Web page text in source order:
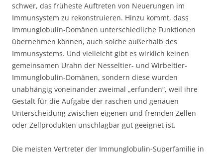
schwer, das früheste Auftreten von Neuerungen im
Immunsystem zu rekonstruieren. Hinzu kommt, dass
Immunglobulin-Domänen unterschiedliche Funktionen
übernehmen können, auch solche außerhalb des
Immunsystems. Und vielleicht gibt es wirklich keinen
gemeinsamen Urahn der Nesseltier- und Wirbeltier-
Immunglobulin-Domänen, sondern diese wurden
unabhängig voneinander zweimal „erfunden“, weil ihre
Gestalt für die Aufgabe der raschen und genauen
Unterscheidung zwischen eigenen und fremden Zellen
oder Zellprodukten unschlagbar gut geeignet ist.
Die meisten Vertreter der Immunglobulin-Superfamilie in